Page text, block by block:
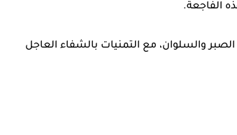
الفاجعة.
والسلوان، مع التمنيات بالشفاء العاجل